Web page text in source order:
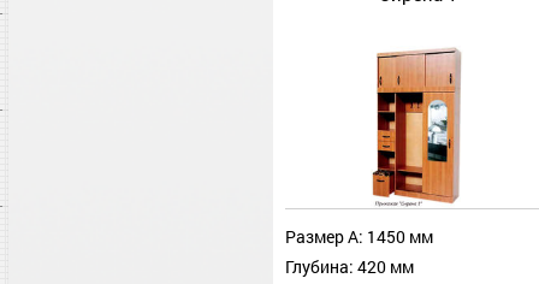
Размер А: 1450 мм
Глубина: 420 мм